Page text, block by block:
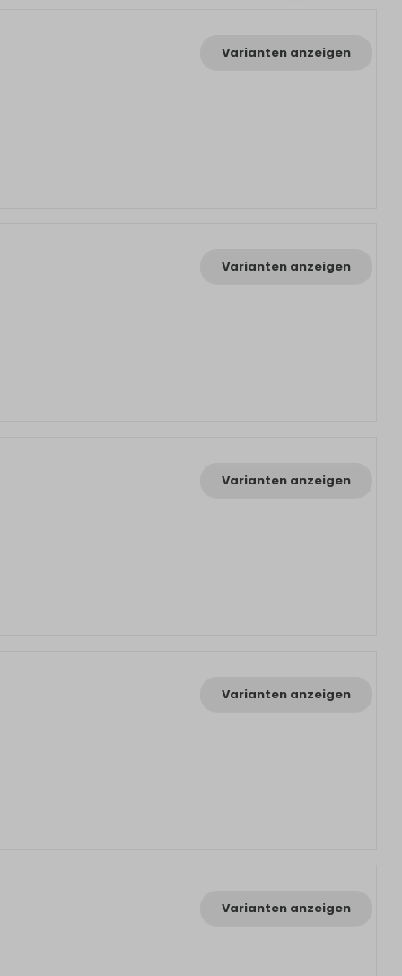
Varianten anzeigen
Varianten anzeigen
Varianten anzeigen
Varianten anzeigen
Varianten anzeigen